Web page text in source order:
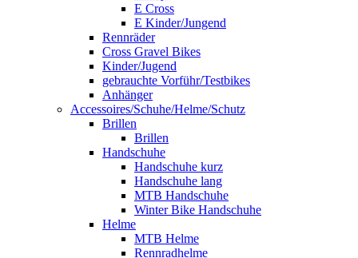
E Cross
E Kinder/Jungend
Rennräder
Cross Gravel Bikes
Kinder/Jugend
gebrauchte Vorführ/Testbikes
Anhänger
Accessoires/Schuhe/Helme/Schutz
Brillen
Brillen
Handschuhe
Handschuhe kurz
Handschuhe lang
MTB Handschuhe
Winter Bike Handschuhe
Helme
MTB Helme
Rennradhelme